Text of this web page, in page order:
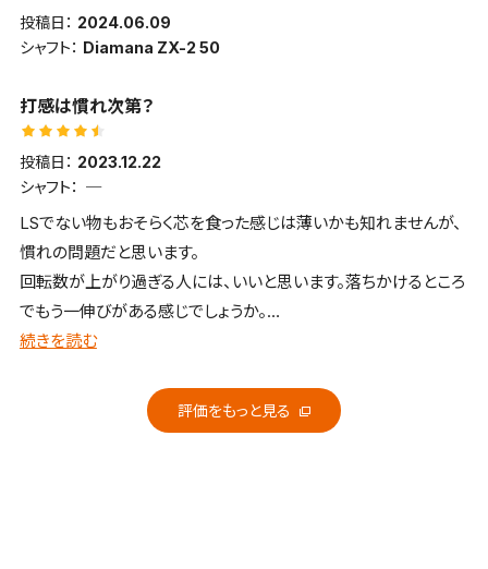
やや硬めで低い音がした。
2000前後で中弾道の強い球。風に負けない球が打てる
投稿日： 2024.06.09
シャフト： Diamana ZX-2 50
打感は慣れ次第？
投稿日： 2023.12.22
シャフト：
LSでない物もおそらく芯を食った感じは薄いかも知れませんが、
慣れの問題だと思います。
回転数が上がり過ぎる人には、いいと思います。落ちかけるところ
でもう一伸びがある感じでしょうか。
構えやすさは、特に気になりません。艶消しブラックのお陰かバカ
シャフトは色々試していますが、NXシリーズの様に少しセラミック
ぽいフィーリングが嫌いではないのですが、グリーンだとやや逃
続きを読む
評価をもっと見る